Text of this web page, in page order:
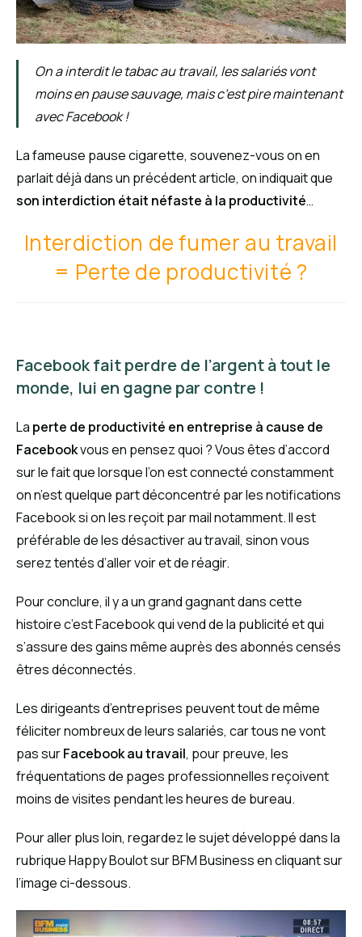
On a interdit le tabac au travail, les salariés vont
moins en pause sauvage, mais c’est pire maintenant
avec Facebook !
La fameuse pause cigarette, souvenez-vous on en
parlait déjà dans un précédent article, on indiquait que
son interdiction était néfaste à la productivité…
Interdiction de fumer au travail
= Perte de productivité ?
Facebook fait perdre de l’argent à tout le
monde, lui en gagne par contre !
La perte de productivité en entreprise à cause de
Facebookvous en pensez quoi ? Vous êtes d’accord
sur le fait que lorsque l’on est connecté constamment
on n’est quelque part déconcentré par les notifications
Facebook si on les reçoit par mail notamment. Il est
préférable de les désactiver au travail, sinon vous
serez tentés d’aller voir et de réagir.
Pour conclure, il y a un grand gagnant dans cette
histoire c’est Facebook qui vend de la publicité et qui
s’assure des gains même auprès des abonnés censés
êtres déconnectés.
Les dirigeants d’entreprises peuvent tout de même
féliciter nombreux de leurs salariés, car tous ne vont
pas surFacebook au travail, pour preuve, les
fréquentations de pages professionnelles reçoivent
moins de visites pendant les heures de bureau.
Pour aller plus loin, regardez le sujet développé dans la
rubrique Happy Boulot sur BFM Business en cliquant sur
l’image ci-dessous.